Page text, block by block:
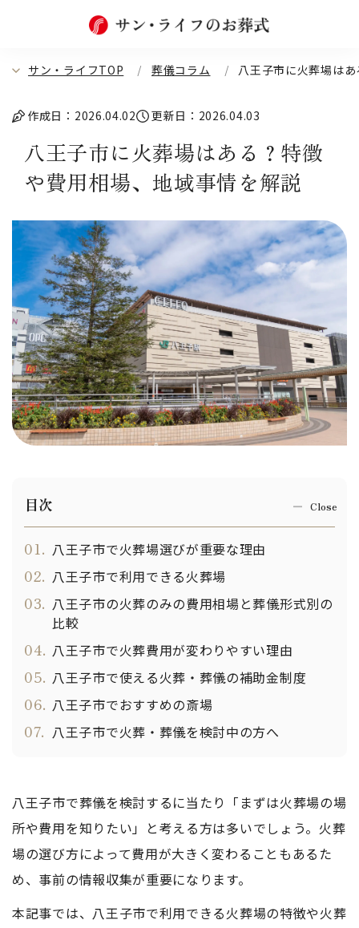
サン・ライフTOP 葬儀コラム 八王子市に火葬場は
作成日：2026.04.02 更新日：2026.04.03
八王子市に火葬場はある？特徴
や費用相場、地域事情を解説
目次
01. 八王子市で火葬場選びが重要な理由
02. 八王子市で利用できる火葬場
03. 八王子市の火葬のみの費用相場と葬儀形式別の
比較
04. 八王子市で火葬費用が変わりやすい理由
05. 八王子市で使える火葬・葬儀の補助金制度
06. 八王子市でおすすめの斎場
07. 八王子市で火葬・葬儀を検討中の方へ
八王子市で葬儀を検討するに当たり「まずは火葬場の場
所や費用を知りたい」と考える方は多いでしょう。火葬
場の選び方によって費用が大きく変わることもあるた
め、事前の情報収集が重要になります。
本記事では、八王子市で利用できる火葬場の特徴や火葬